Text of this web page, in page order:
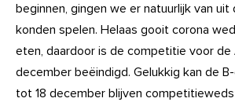
beginnen, gingen we er natuurlijk van
konden spelen. Helaas gooit corona
eten, daardoor is de competitie voor
december beëindigd. Gelukkig kan de
tot 18 december blijven